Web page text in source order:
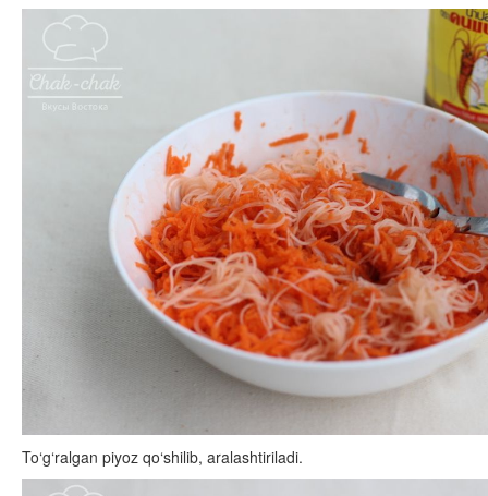
To‘g‘ralgan piyoz qo‘shilib, aralashtiriladi.